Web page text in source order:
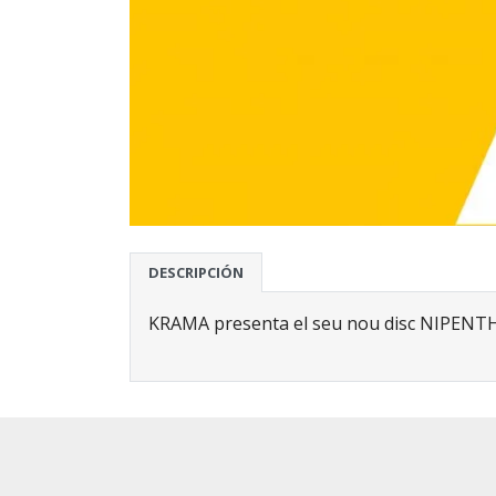
DESCRIPCIÓN
KRAMA presenta el seu nou disc